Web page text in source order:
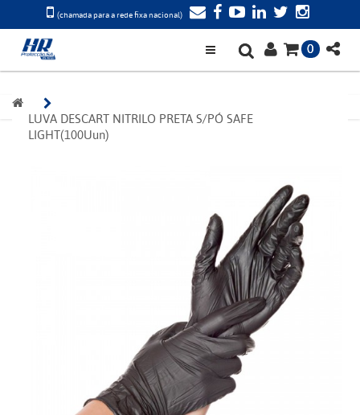
(chamada para a rede fixa nacional)
0
LUVA DESCART NITRILO PRETA S/PÓ SAFE
LIGHT(100Uun)